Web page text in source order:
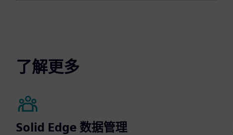
了解更多
Solid Edge 数据管理